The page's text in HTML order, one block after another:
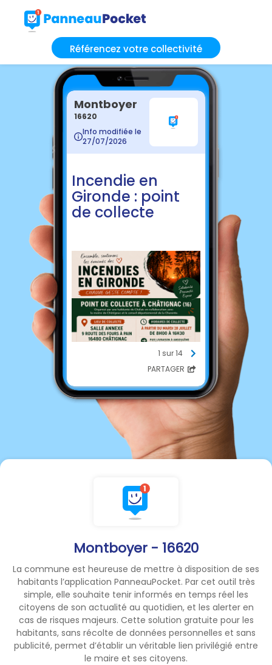
Référencez votre collectivité
Montboyer - 16620
La commune est heureuse de mettre à disposition de ses
habitants l’application PanneauPocket. Par cet outil très
simple, elle souhaite tenir informés en temps réel les
citoyens de son actualité au quotidien, et les alerter en
cas de risques majeurs. Cette solution gratuite pour les
habitants, sans récolte de données personnelles et sans
publicité, permet d’établir un véritable lien privilégié entre
le maire et ses citoyens.
Montboyer
16620
Info modifiée le
27/07/2026
Incendie en
Gironde : point
de collecte
1 sur 14
PARTAGER